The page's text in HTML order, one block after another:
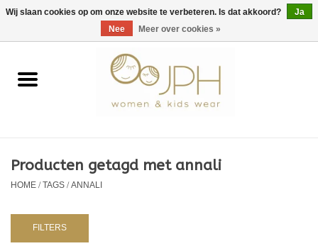
EUR/GBP/USD 0 Artikelen - €0,00
Home
Kids
Producten getagd met annali
HOME/TAGS/ANNALI
FILTERS
Wij slaan cookies op om onze website te verbeteren. Is dat akkoord?
Ja
Nee
Meer over cookies »